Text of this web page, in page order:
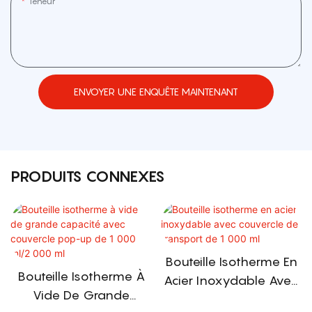
ENVOYER UNE ENQUÊTE MAINTENANT
PRODUITS CONNEXES
Bouteille Isotherme À
Vide De Grande
Bouteille Isotherme En
Acier Inoxydable Avec